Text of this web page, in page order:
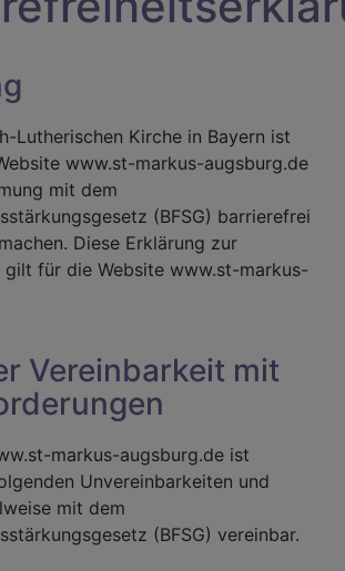
Lutherischen Kirche in Bayern ist
www.st-markus-augsburg.de
mit dem
(BFSG) barrierefrei
Diese Erklärung zur
gilt für die Website www.st-markus-
Vereinbarkeit mit
markus-augsburg.de ist
Unvereinbarkeiten und
mit dem
(BFSG) vereinbar.